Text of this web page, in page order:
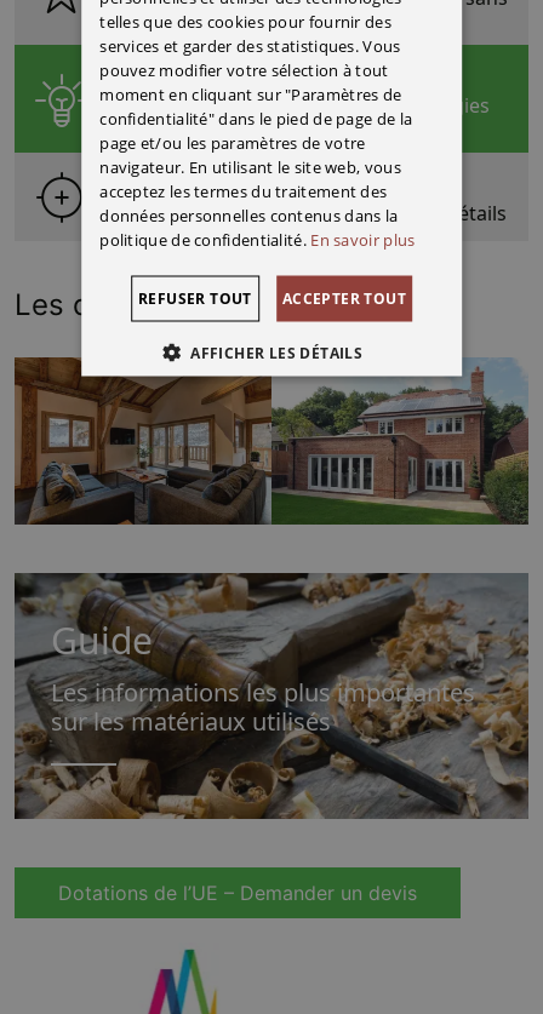
cesse depuis 1999
Innovation
Nous utilisons les dernièrestechnologies
disponibles
Précision
Nous pouvons recréerles moindres détails
Les derniers projets Voir plus
Guide
Les informations les plus importantes
sur les matériaux utilisés
Dotations de l’UE – Demander un devis
ENGLISH
FRENCH
ITALIAN
telles que des cookies pour fournir des
services et garder des statistiques. Vous
pouvez modifier votre sélection à tout
moment en cliquant sur "Paramètres de
confidentialité" dans le pied de page de la
page et/ou les paramètres de votre
navigateur. En utilisant le site web, vous
acceptez les termes du traitement des
données personnelles contenus dans la
politique de confidentialité. En savoir plus
ACCEPTER TOUT
REFUSER TOUT
AFFICHER LES DÉTAILS